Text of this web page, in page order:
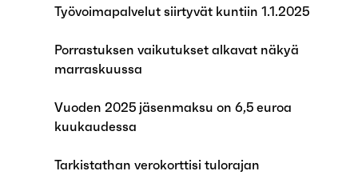
Työvoimapalvelut siirtyvät kuntiin 1.1.2025
Porrastuksen vaikutukset alkavat näkyä
marraskuussa
Vuoden 2025 jäsenmaksu on 6,5 euroa
kuukaudessa
Tarkistathan verokorttisi tulorajan